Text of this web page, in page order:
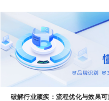
破解行业顽疾：流程优化与效果可